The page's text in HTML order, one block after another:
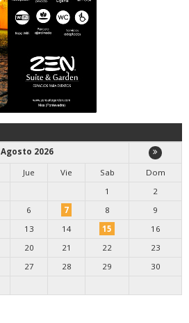
Agosto 2026
Jue Vie Sab
Dom
1
2
6 7 8
9
13 14 15
16
20 21 22
23
27 28 29
30